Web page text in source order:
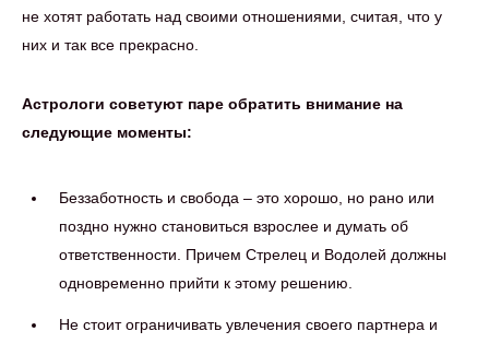
не хотят работать над своими отношениями, считая, что у
них и так все прекрасно.
Астрологи советуют паре обратить внимание на
следующие моменты:
Беззаботность и свобода – это хорошо, но рано или
поздно нужно становиться взрослее и думать об
ответственности. Причем Стрелец и Водолей должны
одновременно прийти к этому решению.
Не стоит ограничивать увлечения своего партнера и